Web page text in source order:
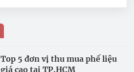
Top 5 đơn vị thu mua phế liệu
giá cao tại TP.HCM